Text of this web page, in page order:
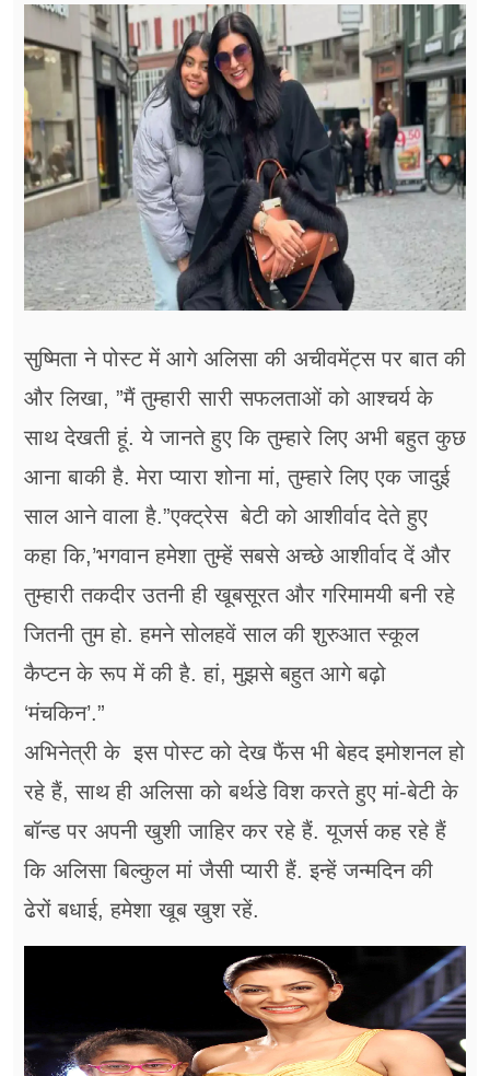
सुष्मिता ने पोस्ट में आगे अलिसा की अचीवमेंट्स पर बात की
और लिखा, ”मैं तुम्हारी सारी सफलताओं को आश्चर्य के
साथ देखती हूं. ये जानते हुए कि तुम्हारे लिए अभी बहुत कुछ
आना बाकी है. मेरा प्यारा शोना मां, तुम्हारे लिए एक जादुई
साल आने वाला है.”एक्ट्रेस बेटी को आशीर्वाद देते हुए
कहा कि,’भगवान हमेशा तुम्हें सबसे अच्छे आशीर्वाद दें और
तुम्हारी तकदीर उतनी ही खूबसूरत और गरिमामयी बनी रहे
जितनी तुम हो. हमने सोलहवें साल की शुरुआत स्कूल
कैप्टन के रूप में की है. हां, मुझसे बहुत आगे बढ़ो
‘मंचकिन’.”
अभिनेत्री के इस पोस्ट को देख फैंस भी बेहद इमोशनल हो
रहे हैं, साथ ही अलिसा को बर्थडे विश करते हुए मां-बेटी के
बॉन्ड पर अपनी खुशी जाहिर कर रहे हैं. यूजर्स कह रहे हैं
कि अलिसा बिल्कुल मां जैसी प्यारी हैं. इन्हें जन्मदिन की
ढेरों बधाई, हमेशा खूब खुश रहें.